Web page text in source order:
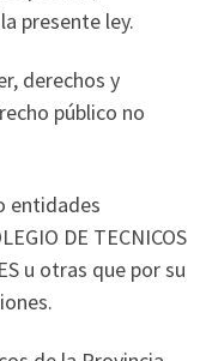
presente ley.
derechos y
público no
entidades
DE TECNICOS
u otras que por su